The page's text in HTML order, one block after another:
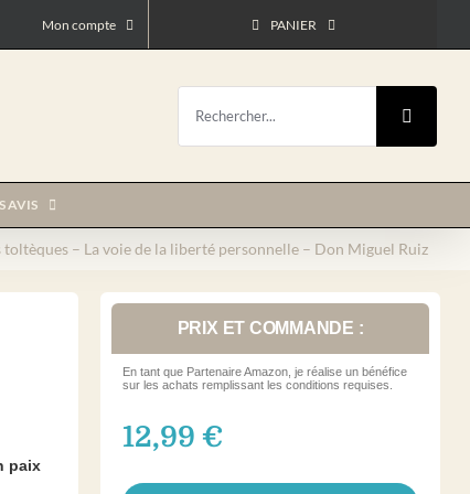
Mon compte PANIER
Rechercher:
AVIS
toltèques – La voie de la liberté personnelle – Don Miguel Ruiz
paix
PRIX ET COMMANDE :
En tant que Partenaire Amazon, je réalise un bénéfice
sur les achats remplissant les conditions requises.
12,99 €